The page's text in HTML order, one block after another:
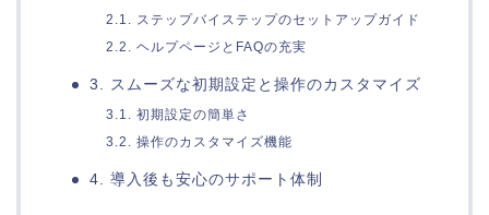
2.1. ステップバイステップのセットアップガイド
2.2. ヘルプページとFAQの充実
3. スムーズな初期設定と操作のカスタマイズ
3.1. 初期設定の簡単さ
3.2. 操作のカスタマイズ機能
4. 導入後も安心のサポート体制